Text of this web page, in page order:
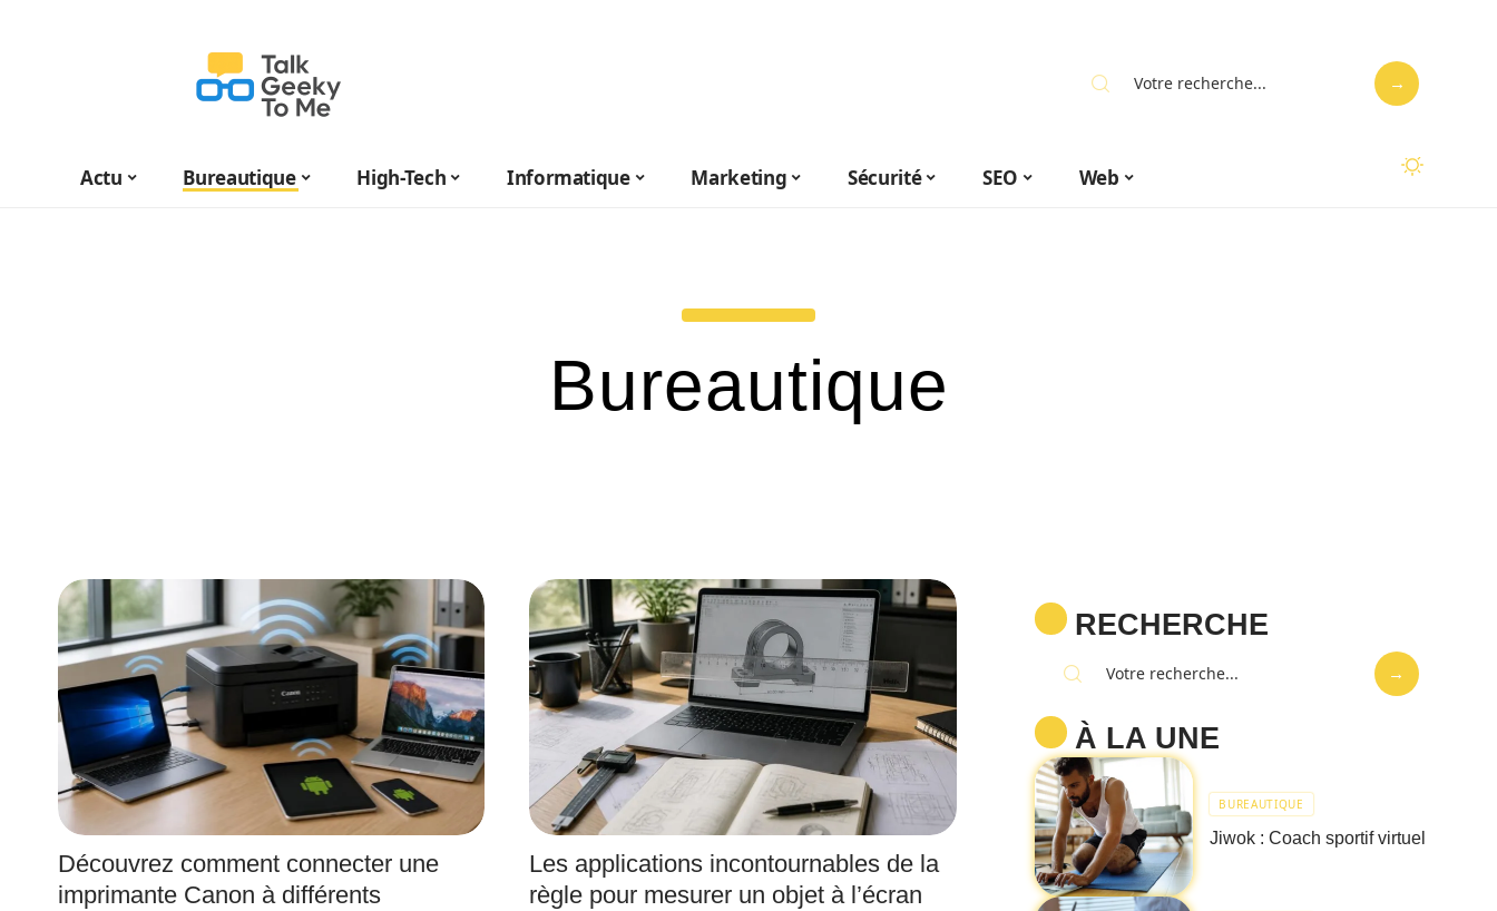
Actu Bureautique High-Tech Informatique Marketing Sécurité SEO Web
Bureautique
Découvrez comment connecter une
imprimante Canon à différents
Les applications incontournables de la
règle pour mesurer un objet à l’écran
RECHERCHE
À LA UNE
BUREAUTIQUE
Jiwok : Coach sportif virtuel